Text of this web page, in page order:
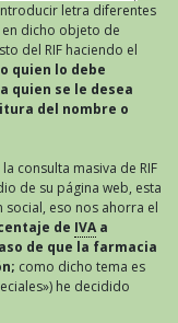
letra diferentes
dicho objeto de
del RIF haciendo el
quien lo debe
quien se le desea
del nombre o
consulta masiva de RIF
de su página web, esta
eso nos ahorra el
de IVA a
de que la farmacia
como dicho tema es
he decidido